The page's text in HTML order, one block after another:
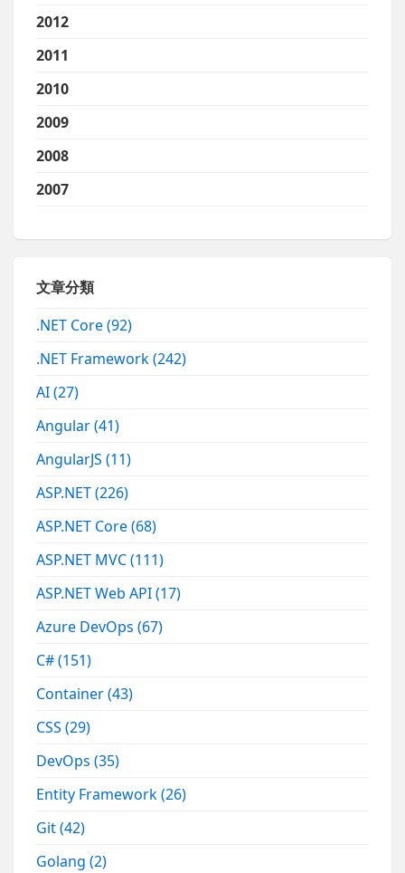
2012
2011
2010
2009
2008
2007
文章分類
.NET Core(92)
.NET Framework(242)
AI(27)
Angular(41)
AngularJS(11)
ASP.NET(226)
ASP.NET Core(68)
ASP.NET MVC(111)
ASP.NET Web API(17)
Azure DevOps(67)
C#(151)
Container(43)
CSS(29)
DevOps(35)
Entity Framework(26)
Git(42)
Golang(2)